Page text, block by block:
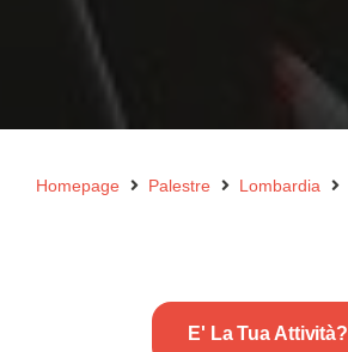
Homepage Palestre Lombardia
E' La Tua Attività?